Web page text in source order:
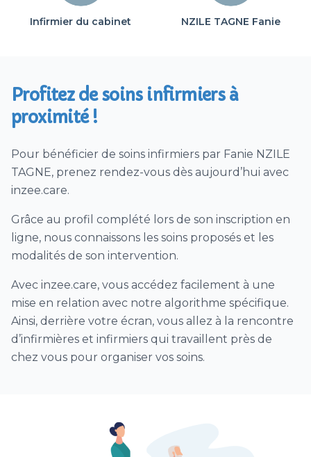
Glycémie / insuline
Vaccin (hors COVID)
Ablation agrafes et/ou fils ou points de suture
Téléconsultation Coronavirus (CoVid)
Visites patient SAMU sur déclenchement
Télésoin – télésuivi CoVid
Prélèvement nasopharyngé PCR Covid
1/2 journée ou journée de dépistage par tests
antigéniques hors EHPAD Covid
1/2 journée ou journée de dépistage par RT-
PCR Covid hors EHPAD (IDF)
Vaccination Covid (à domicile)
séances de surveillance clinique et
Infirmier du cabinet NZILE TAGNE Fanie
Profitez de soins infirmiers à
proximité !
Pour bénéficier de soins infirmiers par Fanie NZILE
TAGNE, prenez rendez-vous dès aujourd’hui avec
inzee.care.
Grâce au profil complété lors de son inscription en
ligne, nous connaissons les soins proposés et les
modalités de son intervention.
Avec inzee.care, vous accédez facilement à une
mise en relation avec notre algorithme spécifique.
Ainsi, derrière votre écran, vous allez à la rencontre
d’infirmières et infirmiers qui travaillent près de
chez vous pour organiser vos soins.